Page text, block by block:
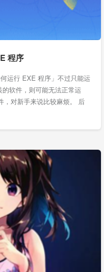
程序
运行 EXE 程序」不过只能运
软件，则可能无法正常运
，对新手来说比较麻烦。 后